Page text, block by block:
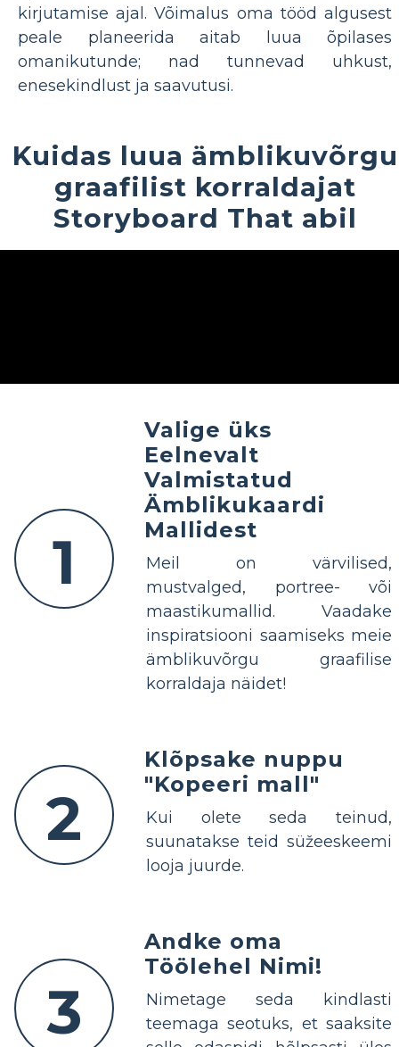
kirjutamise ajal. Võimalus oma tööd algusest
peale planeerida aitab luua õpilases
omanikutunde; nad tunnevad uhkust,
enesekindlust ja saavutusi.
Kuidas luua ämblikuvõrgu
graafilist korraldajat
Storyboard That abil
1
Valige üks
Eelnevalt
Valmistatud
Ämblikukaardi
Mallidest
Meil on värvilised,
mustvalged, portree- või
maastikumallid. Vaadake
inspiratsiooni saamiseks meie
ämblikuvõrgu graafilise
korraldaja näidet!
2
Klõpsake nuppu
"Kopeeri mall"
Kui olete seda teinud,
suunatakse teid süžeeskeemi
looja juurde.
3
Andke oma
Töölehel Nimi!
Nimetage seda kindlasti
teemaga seotuks, et saaksite